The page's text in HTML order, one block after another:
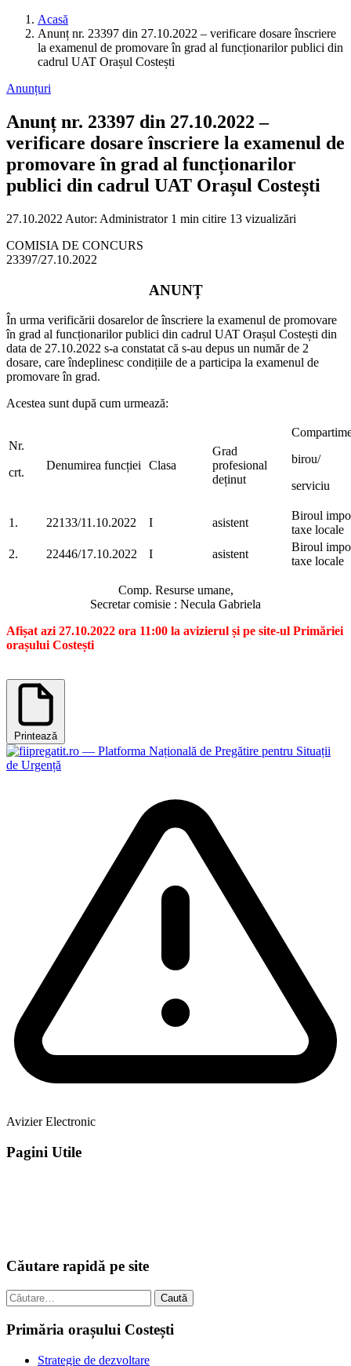
Acasă
Anunț nr. 23397 din 27.10.2022 – verificare dosare înscriere
la examenul de promovare în grad al funcționarilor publici din
cadrul UAT Orașul Costești
Anunțuri
Anunț nr. 23397 din 27.10.2022 –
verificare dosare înscriere la examenul de
promovare în grad al funcționarilor
publici din cadrul UAT Orașul Costești
27.10.2022 Autor: Administrator 1 min citire 13 vizualizări
COMISIA DE CONCURS
23397/27.10.2022
ANUNȚ
În urma verificării dosarelor de înscriere la examenul de promovare
în grad al funcționarilor publici din cadrul UAT Orașul Costești din
data de 27.10.2022 s-a constatat că s-au depus un număr de 2
dosare, care îndeplinesc condițiile de a participa la examenul de
promovare în grad.
Acestea sunt după cum urmează:
Nr.
crt.
Denumirea funcției Clasa
Grad
profesional
deținut
birou/
serviciu
1. 22133/11.10.2022 I asistent
Biroul
taxe locale
2.
22446/17.10.2022 I asistent
Biroul
taxe locale
Comp. Resurse umane,
Secretar comisie : Necula Gabriela
Afișat azi 27.10.2022 ora 11:00 la avizierul și pe site-ul Primăriei
orașului Costești
Printează
Avizier Electronic
Pagini Utile
Căutare rapidă pe site
Caută
după:
Primăria orașului Costești
Strategie de dezvoltare